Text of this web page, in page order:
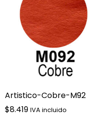
Artistico-Cobre-M92
$8.419 IVA incluido